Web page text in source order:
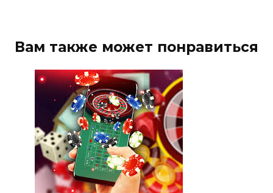
Вам также может понравиться